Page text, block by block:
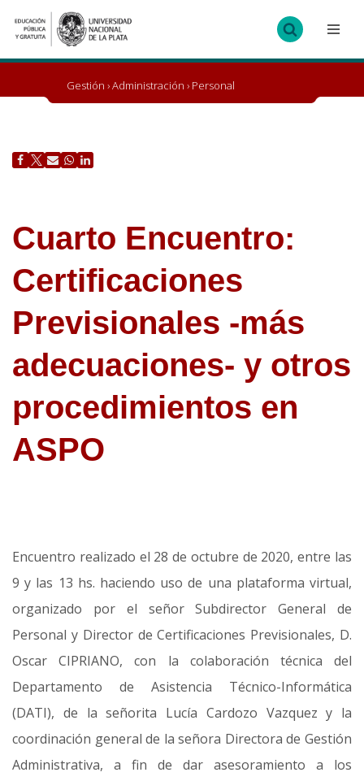
Ir
al
Gestión ›Administración › Personal
Cuarto Encuentro:
Certificaciones
Previsionales -más
adecuaciones- y otros
procedimientos en
ASPO
Encuentro realizado el 28 de octubre de 2020, entre las
9 y las 13 hs. haciendo uso de una plataforma virtual,
organizado por el señor Subdirector General de
Personal y Director de Certificaciones Previsionales, D.
Oscar CIPRIANO, con la colaboración técnica del
Departamento de Asistencia Técnico-Informática
(DATI), de la señorita Lucía Cardozo Vazquez y la
coordinación general de la señora Directora de Gestión
Administrativa, a fin de dar asesoramiento a los